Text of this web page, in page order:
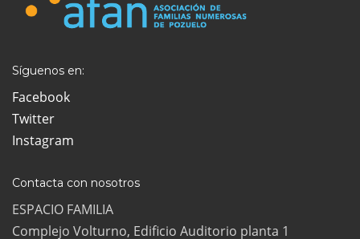
Síguenos en:
Facebook
Twitter
Instagram
Contacta con nosotros
ESPACIO FAMILIA
Complejo Volturno, Edificio Auditorio planta 1